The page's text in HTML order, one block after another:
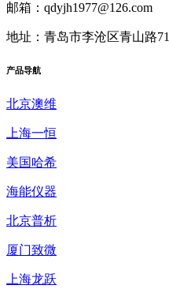
邮箱：qdyjh1977@126.com
地址：青岛市李沧区青山路
产品导航
北京澳维
上海一恒
美国哈希
海能仪器
北京普析
厦门致微
上海龙跃